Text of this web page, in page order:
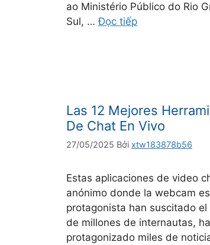
ao Ministério Público do Rio
Sul, …Đọc tiếp
Las 12 Mejores
De Chat En Vivo
27/05/2025 Bởi xtw183878b56
Estas aplicaciones de video
anónimo donde la webcam
protagonista han suscitado el
de millones de internautas,
protagonizado miles de